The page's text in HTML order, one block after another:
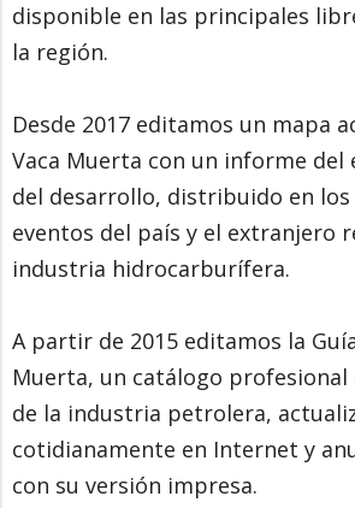
disponible en las principales
la región.
Desde 2017 editamos un mapa
Vaca Muerta con un informe del
del desarrollo, distribuido en
eventos del país y el extranjero
industria hidrocarburífera.
A partir de 2015 editamos la
Muerta, un catálogo profesional
de la industria petrolera,
cotidianamente en Internet y
con su versión impresa.